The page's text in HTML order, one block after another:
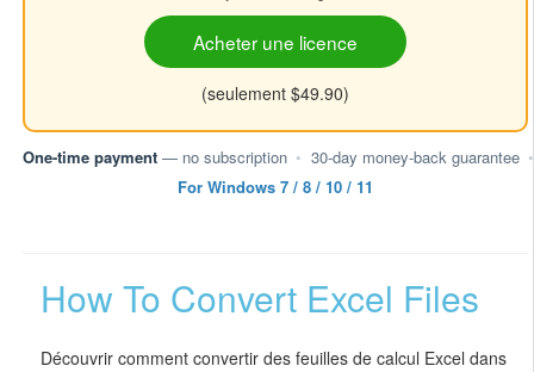
Acheter une licence
(seulement $49.90)
One-time payment — no subscription • 30-day money-back guarantee •
For Windows 7 / 8 / 10 / 11
How To Convert Excel Files
Découvrir comment convertir des feuilles de calcul Excel dans